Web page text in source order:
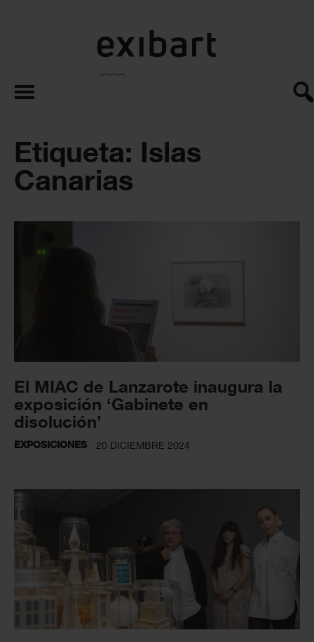
exibart.es
Etiqueta: Islas
Canarias
El MIAC de Lanzarote inaugura la
exposición ‘Gabinete en
disolución’
EXPOSICIONES 20 DICIEMBRE 2024